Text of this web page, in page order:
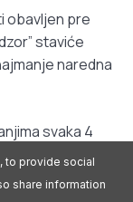
obavljen pre
staviće
naredna
svaka 4
to provide social
share information